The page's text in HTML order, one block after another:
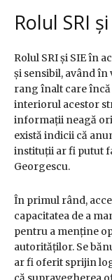
Rolul SRI
Rolul SRI și SIE în
și sensibil, având
rang înalt care
interiorul acestor
informații neagă
există indicii că
instituții ar fi putut
Georgescu.
În primul rând,
capacitatea de a
pentru a menține
autorităților. Se
ar fi oferit sprijin